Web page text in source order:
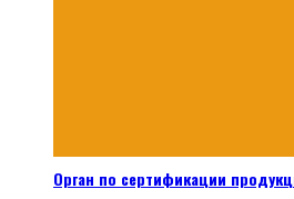
Орган по сертификации